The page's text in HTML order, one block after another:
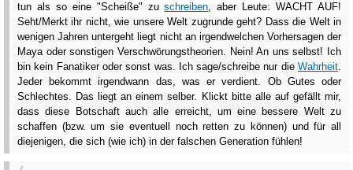
tun als so eine "Scheiße" zuschreiben , aber Leute: WACHT AUF!
Seht/Merkt ihr nicht, wie unsere Welt zugrunde geht? Dass die Welt in
wenigen Jahren untergeht liegt nicht an irgendwelchen Vorhersagen der
Maya oder sonstigen Verschwörungstheorien. Nein! An uns selbst! Ich
bin kein Fanatiker oder sonst was. Ich sage/schreibe nur die Wahrheit
Jeder bekommt irgendwann das, was er verdient. Ob Gutes oder
Schlechtes. Das liegt an einem selber. Klickt bitte alle auf gefällt mir,
dass diese Botschaft auch alle erreicht, um eine bessere Welt zu
schaffen (bzw. um sie eventuell noch retten zu können) und für all
diejenigen, die sich (wie ich) in der falschen Generation fühlen!